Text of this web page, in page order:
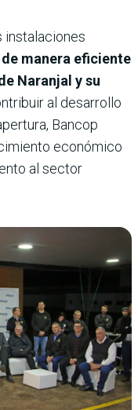
instalaciones
manera eficiente
Naranjal y su
al desarrollo
Bancop
económico
al sector